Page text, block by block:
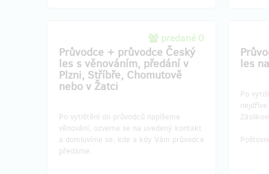
predané 0
Průvodce + průvodce Český
les s věnováním, předání v
Plzni, Stříbře, Chomutově
nebo v Žatci
Po vytištění do průvodců napíšeme
věnování, ozveme se na uvedený kontakt
a domluvíme se, kde a kdy Vám průvodce
předáme.
les
Po